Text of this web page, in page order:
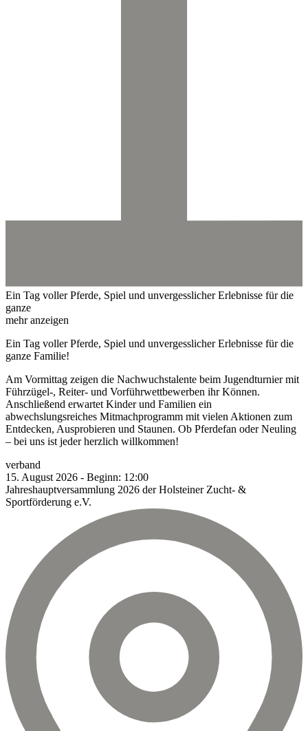
Ein Tag voller Pferde, Spiel und unvergesslicher Erlebnisse für die
ganze
mehr anzeigen
Ein Tag voller Pferde, Spiel und unvergesslicher Erlebnisse für die
ganze Familie!
Am Vormittag zeigen die Nachwuchstalente beim Jugendturnier mit
Führzügel-, Reiter- und Vorführwettbewerben ihr Können.
Anschließend erwartet Kinder und Familien ein
abwechslungsreiches Mitmachprogramm mit vielen Aktionen zum
Entdecken, Ausprobieren und Staunen. Ob Pferdefan oder Neuling
– bei uns ist jeder herzlich willkommen!
verband
15. August 2026 - Beginn: 12:00
Jahreshauptversammlung 2026 der Holsteiner Zucht- &
Sportförderung e.V.